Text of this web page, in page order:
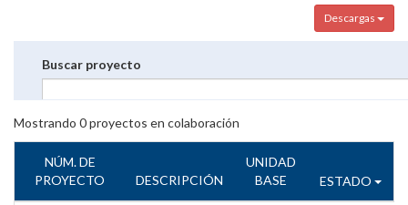
Descargas
Buscar proyecto
Mostrando 0proyectos en colaboración
NÚM. DE
PROYECTO
DESCRIPCIÓN
UNIDAD
BASE
ESTADO